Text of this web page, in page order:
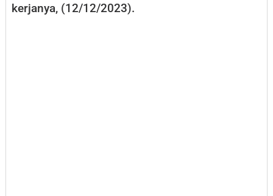
kerjanya, (12/12/2023).